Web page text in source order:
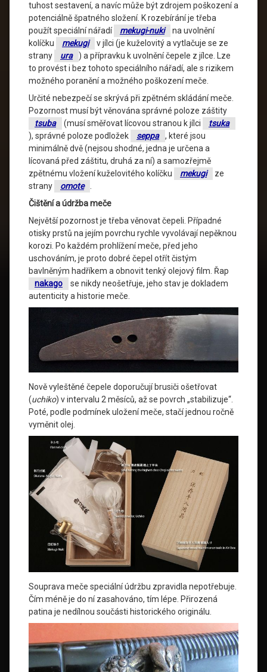
tuhost sestavení, a navíc může být zdrojem poškození a
potenciálně špatného složení. K rozebírání je třeba
použít speciální nářadí
mekugi-nuki
na uvolnění
kolíčku
mekugi
v jílci (je kuželovitý a vytlačuje se ze
strany
ura
) a přípravku k uvolnění čepele z jílce. Lze
to provést i bez tohoto speciálního nářadí, ale s rizikem
možného poranění a možného poškození meče.
Určité nebezpečí se skrývá při zpětném skládání meče.
Pozornost musí být věnována správné poloze záštity
tsuba
(musí směřovat lícovou stranou k jílci
tsuka
), správné poloze podložek
seppa
, které jsou
minimálně dvě (nejsou shodné, jedna je určena a
lícovaná před záštitu, druhá za ní) a samozřejmě
zpětnému vložení kuželovitého kolíčku
mekugi
ze
strany
omote
Čištění a údržba meče
Největší pozornost je třeba věnovat čepeli. Případné
otisky prstů na jejím povrchu rychle vyvolávají nepěknou
korozi. Po každém prohlížení meče, před jeho
uschováním, je proto dobré čepel otřít čistým
bavlněným hadříkem a obnovit tenký olejový film. Řap
nakago
se nikdy neošetřuje, jeho stav je dokladem
autenticity a historie meče.
Nově vyleštěné čepele doporučují brusiči ošetřovat
(uchiko) v intervalu 2 měsíců, až se povrch „stabilizuje“.
Poté, podle podmínek uložení meče, stačí jednou ročně
vyměnit olej.
Souprava meče speciální údržbu zpravidla nepotřebuje.
Čím méně je do ní zasahováno, tím lépe. Přirozená
patina je nedílnou součásti historického originálu.